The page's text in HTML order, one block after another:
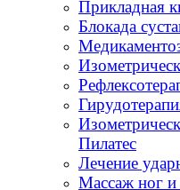
Прикладная
Блокада
Пилатес
Лечение
Массаж ног и